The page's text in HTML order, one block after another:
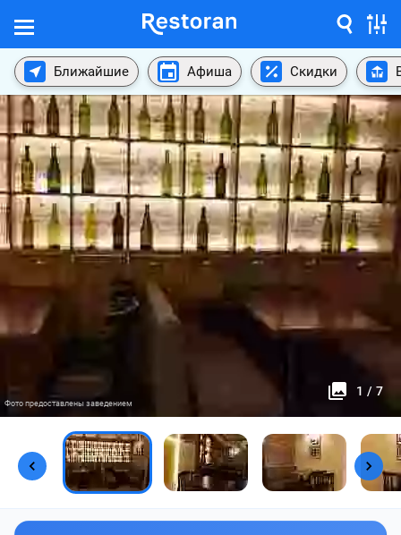
Ближайшие Афиша Скидки
1 / 7
Фото предоставлены заведением